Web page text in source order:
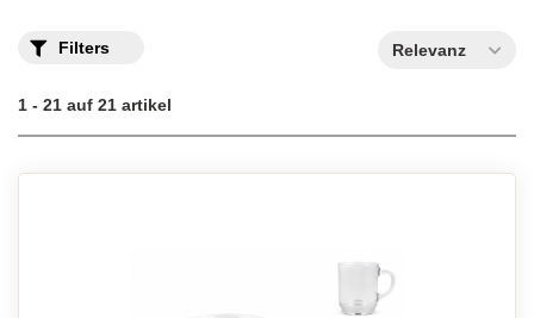
Filters Relevanz
1 - 21 auf 21 artikel